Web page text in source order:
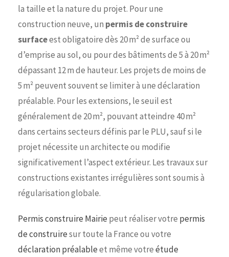
la taille et la nature du projet. Pour une
construction neuve, un permis de construire
surfaceest obligatoire dès 20 m² de surface ou
d’emprise au sol, ou pour des bâtiments de 5 à 20 m²
dépassant 12 m de hauteur. Les projets de moins de
5 m² peuvent souvent se limiter à une déclaration
préalable. Pour les extensions, le seuil est
généralement de 20 m², pouvant atteindre 40 m²
dans certains secteurs définis par le PLU, sauf si le
projet nécessite un architecte ou modifie
significativement l’aspect extérieur. Les travaux sur
constructions existantes irrégulières sont soumis à
régularisation globale.
Permis construire Mairie peut réaliser votre permis
de construiresur toute la France ou votre
déclaration préalableet même votreétude